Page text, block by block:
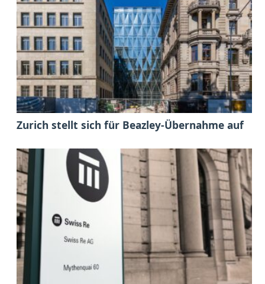
Zurich stellt sich für Beazley-Übernahme auf